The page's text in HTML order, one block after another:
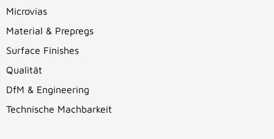
Microvias
Material & Prepregs
Surface Finishes
Qualität
DfM & Engineering
Technische Machbarkeit